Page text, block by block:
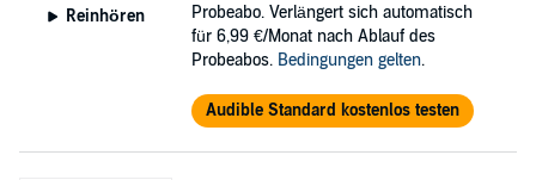
Reinhören
Probeabo. Verlängert sich automatisch
für 6,99 €/Monat nach Ablauf des
Probeabos. Bedingungen gelten.
Audible Standard kostenlos testen